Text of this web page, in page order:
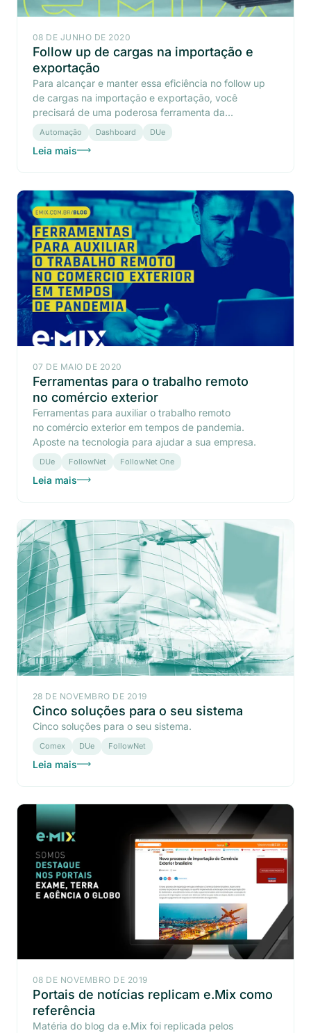
08 DE JUNHO DE 2020
Follow up de cargas na importação e
exportação
Para alcançar e manter essa eficiência no follow up
de cargas na importação e exportação, você
precisará de uma poderosa ferramenta da...
Automação Dashboard DUe
Leia mais
07 DE MAIO DE 2020
Ferramentas para o trabalho remoto
no comércio exterior
Ferramentas para auxiliar o trabalho remoto
no comércio exterior em tempos de pandemia.
Aposte na tecnologia para ajudar a sua empresa.
DUe FollowNet FollowNet One
Leia mais
28 DE NOVEMBRO DE 2019
Cinco soluções para o seu sistema
Cinco soluções para o seu sistema.
Comex DUe FollowNet
Leia mais
08 DE NOVEMBRO DE 2019
Portais de notícias replicam e.Mix como
referência
Matéria do blog da e.Mix foi replicada pelos